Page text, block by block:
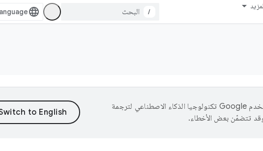
/
تستخدم Google تكنولوجيا الذكاء الاصطناعي لترجمة
تتضمّن بعض الأخطاء.